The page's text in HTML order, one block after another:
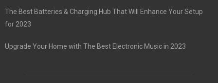
The Best Batteries & Charging Hub That Will Enhance Your Setup
for 2023
Upgrade Your Home with The Best Electronic Music in 2023